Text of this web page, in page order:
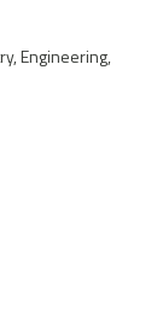
Engineering,